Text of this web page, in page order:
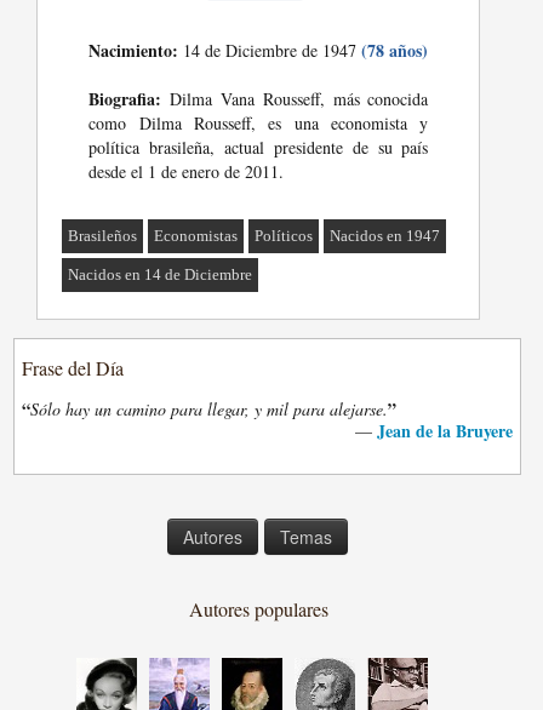
Nacimiento: 14 de Diciembre de 1947(78 años)
Biografia: Dilma Vana Rousseff, más conocida
como Dilma Rousseff, es una economista y
política brasileña, actual presidente de su país
desde el 1 de enero de 2011.
Brasileños Economistas Políticos Nacidos en 1947
Nacidos en 14 de Diciembre
Frase del Día
“Sólo hay un camino para llegar, y mil para alejarse.”
— Jean de la Bruyere
Autores Temas
Autores populares